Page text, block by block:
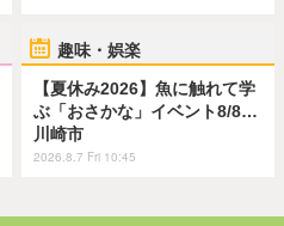
趣味・娯楽
【夏休み2026】魚に触れて学
ぶ「おさかな」イベント8/8…
川崎市
2026.8.7 Fri 10:45